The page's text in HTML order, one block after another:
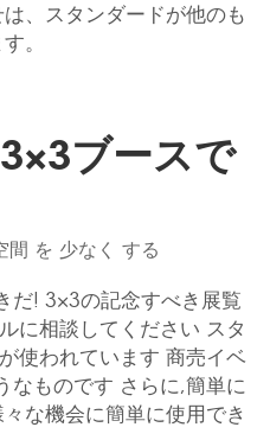
、スタンダードが他のも
。
ブースで
を 少なく する
だ! 3×3の記念すべき展覧
に相談してください スタ
使われています 商売イベ
なものです さらに,簡単に
な機会に簡単に使用でき